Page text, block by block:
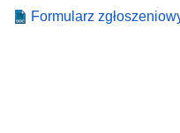
Formularz